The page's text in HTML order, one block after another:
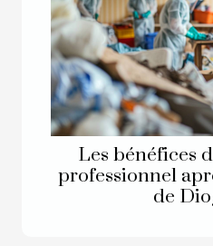
Les bénéfices
professionnel
de